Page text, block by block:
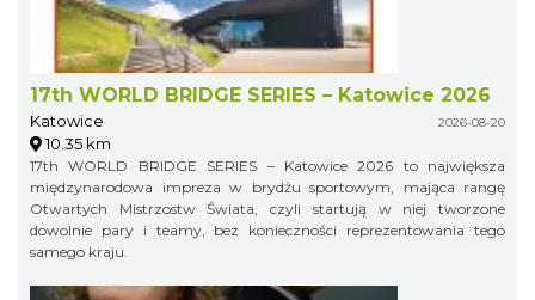
17th WORLD BRIDGE SERIES – Katowice 2026
Katowice 2026-08-20
10.35 km
17th WORLD BRIDGE SERIES – Katowice 2026 to największa
międzynarodowa impreza w brydżu sportowym, mająca rangę
Otwartych Mistrzostw Świata, czyli startują w niej tworzone
dowolnie pary i teamy, bez konieczności reprezentowania tego
samego kraju.